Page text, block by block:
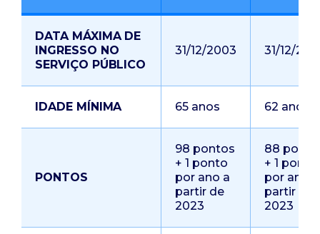
DATA MÁXIMA DE
INGRESSO NO
SERVIÇO PÚBLICO
31/12/2003 31/12/
IDADE MÍNIMA 65 anos 62 anos
PONTOS
98 pontos
+ 1 ponto
por ano a
partir de
2023
88
+ 1 ponto
por ano a
partir de
2023